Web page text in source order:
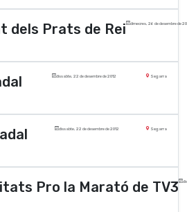
dels Prats de Rei dimecres, 26 de desembre de
dissabte, 22 de desembre de 2012 Segarra
dissabte, 22 de desembre de 2012 Segarra
Pro la Marató de TV3